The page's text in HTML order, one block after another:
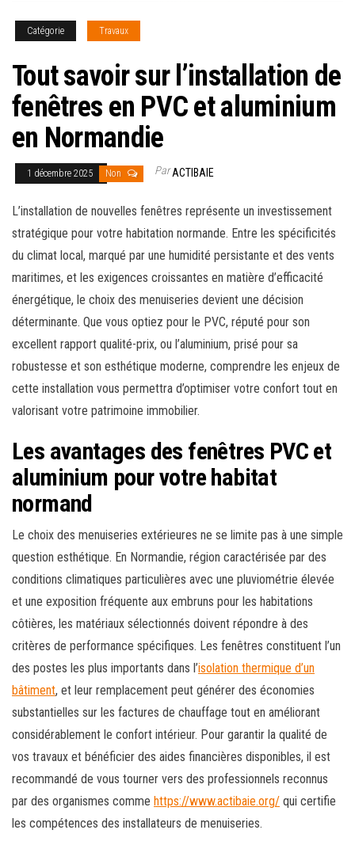
Catégorie Travaux
Tout savoir sur l’installation de
fenêtres en PVC et aluminium
en Normandie
1 décembre 2025 Non ParACTIBAIE
L’installation de nouvelles fenêtres représente un investissement
stratégique pour votre habitation normande. Entre les spécificités
du climat local, marqué par une humidité persistante et des vents
maritimes, et les exigences croissantes en matière d’efficacité
énergétique, le choix des menuiseries devient une décision
déterminante. Que vous optiez pour le PVC, réputé pour son
excellent rapport qualité-prix, ou l’aluminium, prisé pour sa
robustesse et son esthétique moderne, comprendre les enjeux de
cette installation vous permettra d’optimiser votre confort tout en
valorisant votre patrimoine immobilier.
Les avantages des fenêtres PVC et
aluminium pour votre habitat
normand
Le choix des menuiseries extérieures ne se limite pas à une simple
question esthétique. En Normandie, région caractérisée par des
conditions climatiques particulières avec une pluviométrie élevée
et une exposition fréquente aux embruns pour les habitations
côtières, les matériaux sélectionnés doivent répondre à des
critères de performance spécifiques. Les fenêtres constituent l’un
des postes les plus importants dans l’isolation thermique d’un
bâtiment, et leur remplacement peut générer des économies
substantielles sur les factures de chauffage tout en améliorant
considérablement le confort intérieur. Pour garantir la qualité de
vos travaux et bénéficier des aides financières disponibles, il est
recommandé de vous tourner vers des professionnels reconnus
par des organismes comme https://www.actibaie.org/ qui certifie
les compétences des installateurs de menuiseries.